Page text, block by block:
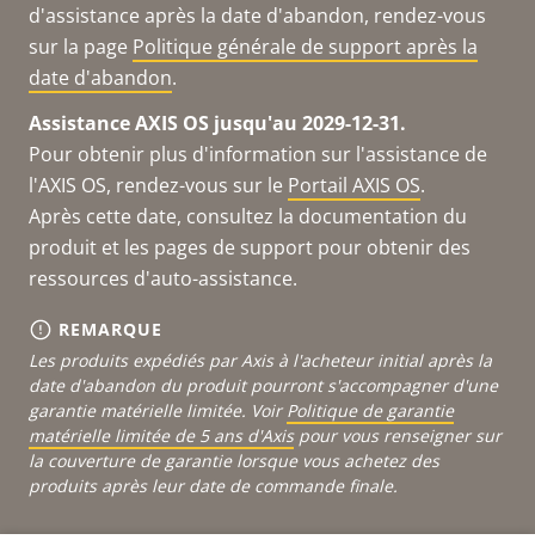
d'assistance après la date d'abandon, rendez-vous
sur la page Politique générale de support après la
date d'abandon.
Assistance AXIS OS jusqu'au 2029-12-31.
Pour obtenir plus d'information sur l'assistance de
l'AXIS OS, rendez-vous sur le Portail AXIS OS.
Après cette date, consultez la documentation du
produit et les pages de support pour obtenir des
ressources d'auto-assistance.
REMARQUE
Les produits expédiés par Axis à l'acheteur initial après la
date d'abandon du produit pourront s'accompagner d'une
garantie matérielle limitée. Voir Politique de garantie
matérielle limitée de 5 ans d'Axispour vous renseigner sur
la couverture de garantie lorsque vous achetez des
produits après leur date de commande finale.